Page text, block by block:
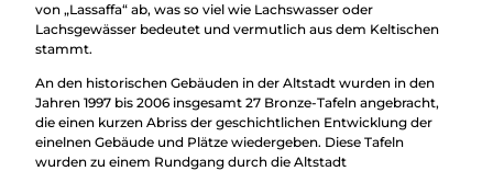
von „Lassaffa“ ab, was so viel wie Lachswasser oder
Lachsgewässer bedeutet und vermutlich aus dem Keltischen
stammt.
An den historischen Gebäuden in der Altstadt wurden in den
Jahren 1997 bis 2006 insgesamt 27 Bronze-Tafeln angebracht,
die einen kurzen Abriss der geschichtlichen Entwicklung der
einelnen Gebäude und Plätze wiedergeben. Diese Tafeln
wurden zu einem Rundgang durch die Altstadt